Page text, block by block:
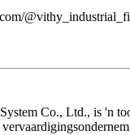
Co., Ltd., is 'n